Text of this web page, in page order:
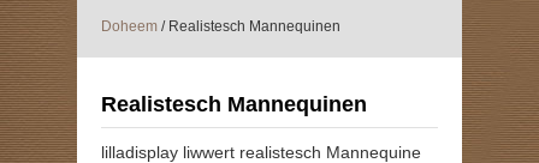
Doheem / Realistesch Mannequinen
Realistesch Mannequinen
lilladisplay liwwert realistesch Mannequine